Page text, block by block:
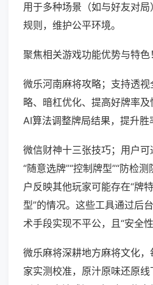
用于多种场景（如与好友对
规则，维护公平环境。
聚焦相关游戏功能优势与特色！
微乐河南麻将攻略；支持透
略、暗杠优化、提高好牌率
AI算法调整牌局结果，提升胜
微信财神十三张技巧；用户
“随意选牌”“控制牌型”“防检
户反映其他玩家可能存在“牌
型”的情况。这些工具通过后
术手段实现不平公，且“安全性
微乐麻将深耕地方麻将文化
家实测校准，原汁原味还原